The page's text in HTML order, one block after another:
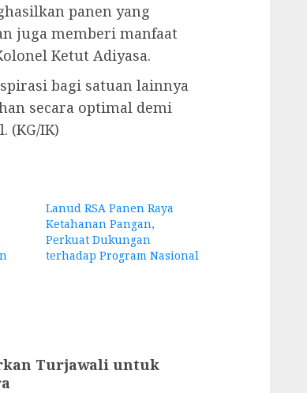
panen yang
juga memberi manfaat
Ketut Adiyasa.
bagi satuan lainnya
secara optimal demi
(KG/IK)
Lanud RSA Panen Raya
Ketahanan Pangan,
Perkuat Dukungan
terhadap Program Nasional
Turjawali untuk